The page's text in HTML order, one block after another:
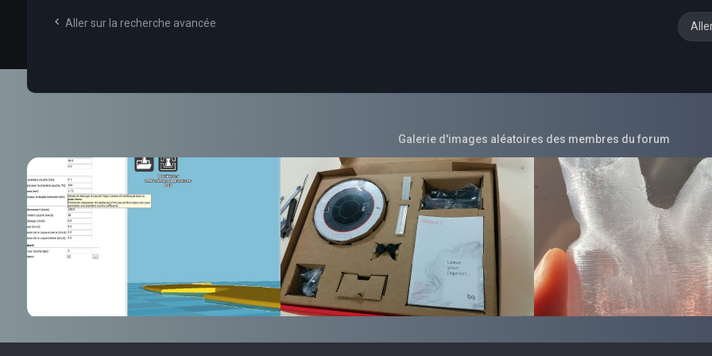
Aller sur la recherche avancée
Galerie d'images aléatoires des membres du forum